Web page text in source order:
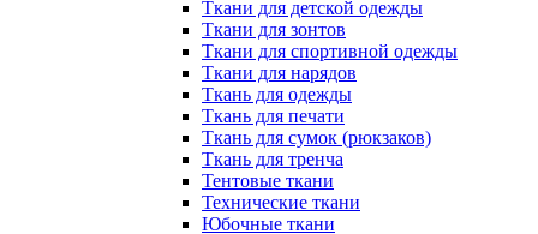
Ткани для детской одежды
Ткани для зонтов
Ткани для спортивной одежды
Ткани для нарядов
Ткань для одежды
Ткань для печати
Ткань для сумок (рюкзаков)
Ткань для тренча
Тентовые ткани
Технические ткани
Юбочные ткани